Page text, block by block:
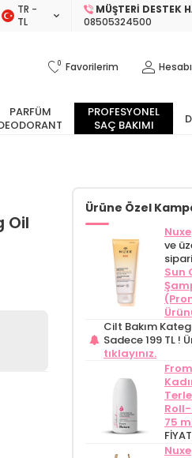
TR −
TL
MÜŞTERI DESTEK
08505324500
0 Favorilerim
PARFÜM
PROFESYONEL
SAÇ BAKIMI
Oil
Ürüne Özel
Nuxe
ve
Sun
Cilt Bakım
Sadece 199 TL !
tıklayınız.
75
Nuxe